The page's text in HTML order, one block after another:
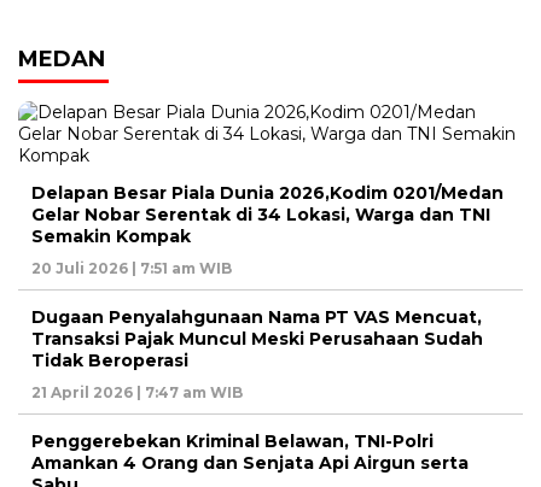
MEDAN
Delapan Besar Piala Dunia 2026,Kodim 0201/Medan
Gelar Nobar Serentak di 34 Lokasi, Warga dan TNI
Semakin Kompak
20 Juli 2026 | 7:51 am WIB
Dugaan Penyalahgunaan Nama PT VAS Mencuat,
Transaksi Pajak Muncul Meski Perusahaan Sudah
Tidak Beroperasi
21 April 2026 | 7:47 am WIB
Penggerebekan Kriminal Belawan, TNI-Polri
Amankan 4 Orang dan Senjata Api Airgun serta